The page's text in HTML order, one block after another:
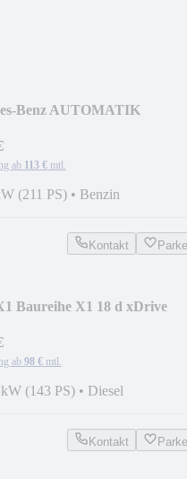
Benz AUTOMATIK
ab 113 € mtl.
(211 PS) • Benzin
Kontakt
Baureihe X1 18 d xDrive
ab 98 € mtl.
(143 PS) • Diesel
Kontakt